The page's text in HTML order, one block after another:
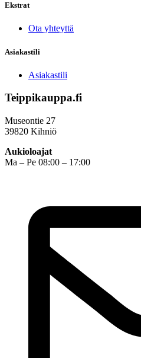
Ekstrat
Ota yhteyttä
Asiakastili
Asiakastili
Teippikauppa.fi
Museontie 27
39820 Kihniö
Aukioloajat
Ma – Pe 08:00 – 17:00